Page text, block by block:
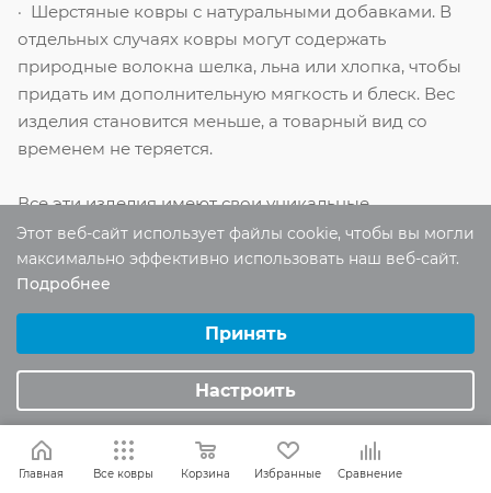
· Шерстяные ковры с натуральными добавками. В
отдельных случаях ковры могут содержать
природные волокна шелка, льна или хлопка, чтобы
придать им дополнительную мягкость и блеск. Вес
изделия становится меньше, а товарный вид со
временем не теряется.
Все эти изделия имеют свои уникальные
особенности и предназначены для разных стилей
интерьера и потребностей заказчиков.
Качество шерстяного
ковра
Когда выбираете шерстяной ковер, обратите
внимание на его качество. Хорошее изделие
должно быть плотным и густым, с мягким ворсом.
Главная Все ковры Корзина Избранные Сравнение
Этот веб-сайт использует файлы cookie, чтобы вы могли
максимально эффективно использовать наш веб-сайт.
Подробнее
Аналитические/Функциональные
Принять
Настроить